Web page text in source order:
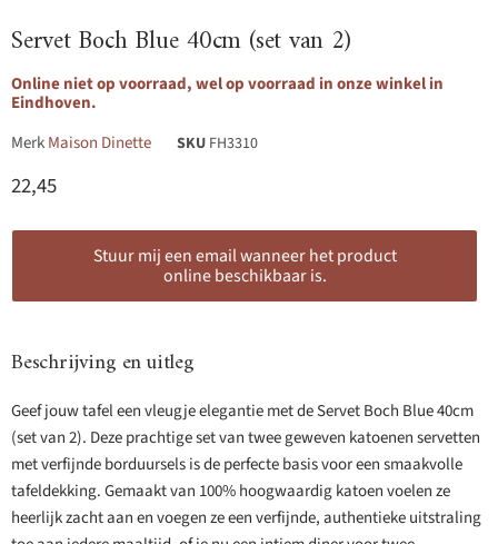
Servet Boch Blue 40cm (set van 2)
Online niet op voorraad, wel op voorraad in onze winkel in
Eindhoven.
MerkMaison Dinette SKU FH3310
Huidige prijs
22,45
Stuur mij een email wanneer het product
online beschikbaar is.
Beschrijving en uitleg
Geef jouw tafel een vleugje elegantie met de Servet Boch Blue 40cm
(set van 2). Deze prachtige set van twee geweven katoenen servetten
met verfijnde borduursels is de perfecte basis voor een smaakvolle
tafeldekking. Gemaakt van 100% hoogwaardig katoen voelen ze
heerlijk zacht aan en voegen ze een verfijnde, authentieke uitstraling